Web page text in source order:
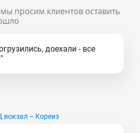
просим клиентов оставить
доехали - все
– Кореиз